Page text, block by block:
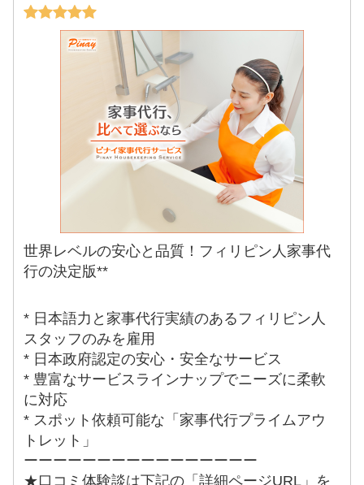
世界レベルの安心と品質！フィリピン人家事代
行の決定版**
* 日本語力と家事代行実績のあるフィリピン人
スタッフのみを雇用
* 日本政府認定の安心・安全なサービス
* 豊富なサービスラインナップでニーズに柔軟
に対応
* スポット依頼可能な「家事代行プライムアウ
トレット」
ーーーーーーーーーーーーーーーー
★口コミ体験談は下記の「詳細ページURL」を